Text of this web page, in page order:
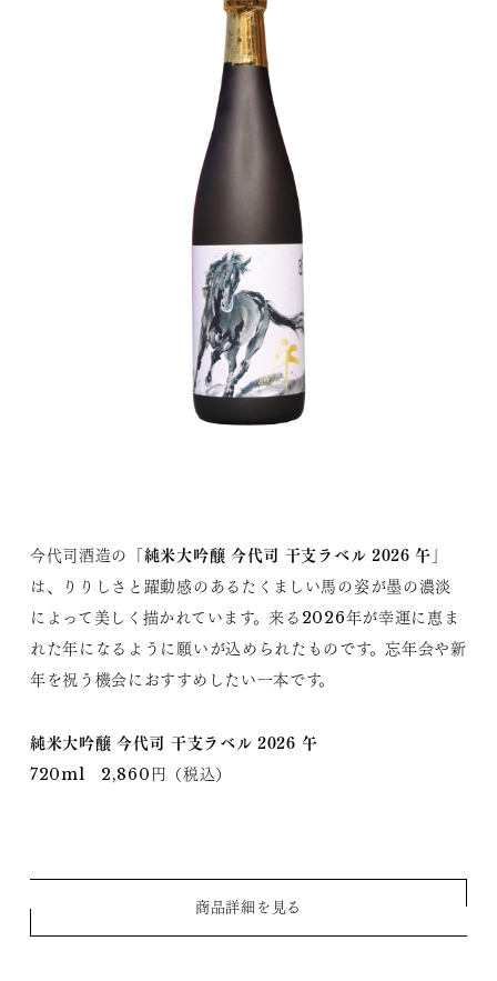
今代司酒造の「純米大吟醸 今代司 干支ラベル 2026 午 」
は、りりしさと躍動感のあるたくましい馬の姿が墨の濃淡
によって美しく描かれています。来る2026年が幸運に恵ま
れた年になるように願いが込められたものです。忘年会や新
年を祝う機会におすすめしたい一本です。
純米大吟醸 今代司 干支ラベル 2026 午
720ml 2,860円（税込）
商品詳細を見る